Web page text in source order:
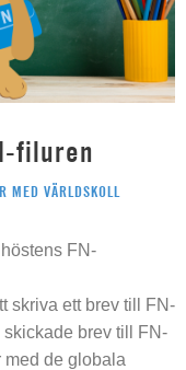
filuren
MED VÄRLDSKOLL
FN-
skriva ett brev till FN-
brev till FN-
med de globala